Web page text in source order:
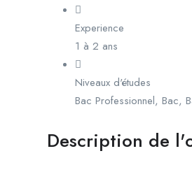
Experience
1 à 2 ans
Niveaux d'études
Bac Professionnel,
Description de